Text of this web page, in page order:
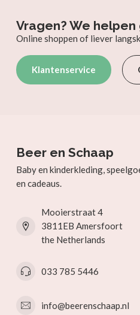
Vragen? We
Online shoppen of liever
Klantenservice
Beer en Schaap
Baby en kinderkleding,
en cadeaus.
Mooierstraat 4
3811EB Amersfoort
the Netherlands
033 785 5446
info@beerenschaap.nl